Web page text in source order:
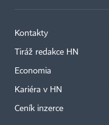
Kontakty
Tiráž redakce HN
Economia
Kariéra v HN
Ceník inzerce